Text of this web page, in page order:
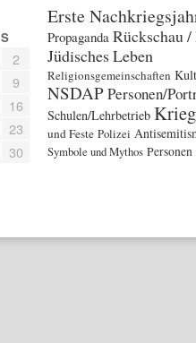
S
2
9
16
23
30
Erste
Propaganda Rückschau /
Jüdisches Leben
Religionsgemeinschaften
NSDAPPersonen/
Schulen/Lehrbetrieb Krieg
und Feste Polizei
Symbole und Mythos Personen